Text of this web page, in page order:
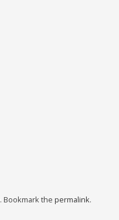
. Bookmark the permalink.